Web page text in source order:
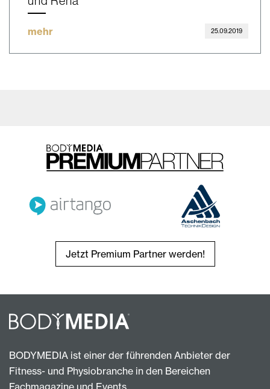
mehr 25.09.2019
Jetzt Premium Partner werden!
BODYMEDIA ist einer der führenden Anbieter der
Fitness- und Physiobranche in den Bereichen
Fachmagazine und Events.